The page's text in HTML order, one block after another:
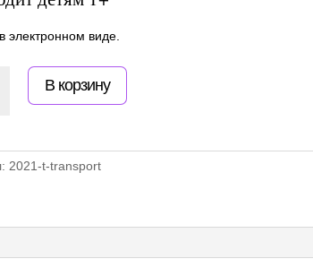
электронном виде.
В корзину
2021-t-transport